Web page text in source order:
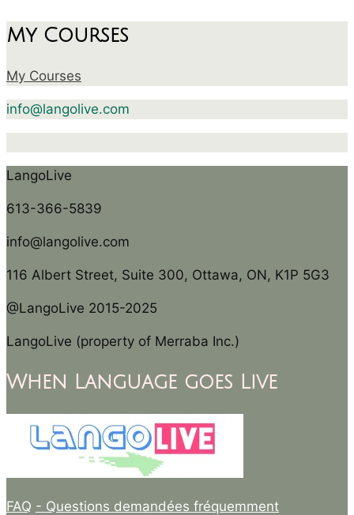
My Courses
My Courses
info@langolive.com
LangoLive
613-366-5839
info@langolive.com
116 Albert Street, Suite 300, Ottawa, ON, K1P 5G3
@LangoLive 2015-2025
LangoLive (property of Merraba Inc.)
When Language goes Live
FAQ - Questions demandées fréquemment